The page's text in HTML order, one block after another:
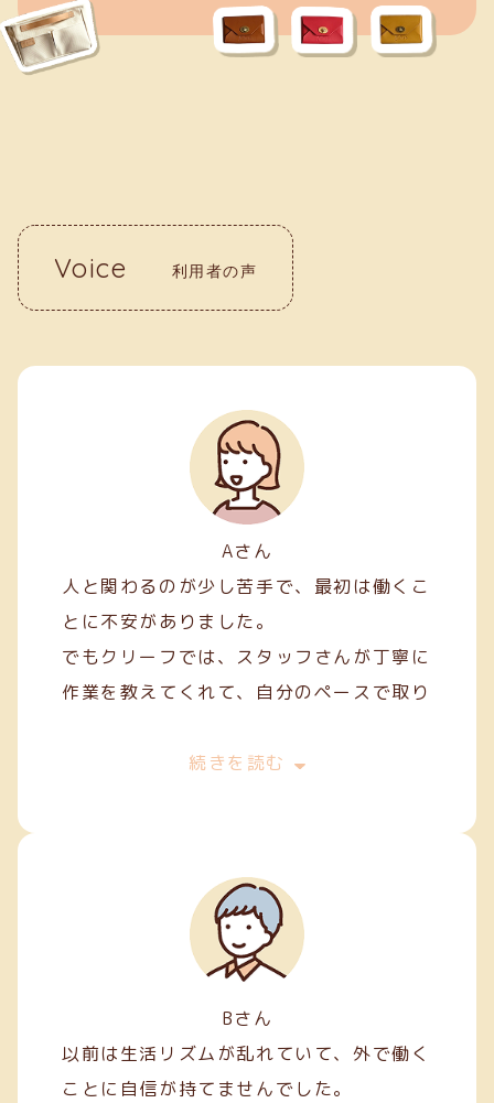
Voice 利用者の声
Aさん
人と関わるのが少し苦手で、最初は働くこ
とに不安がありました。
でもクリーフでは、スタッフさんが丁寧に
作業を教えてくれて、自分のペースで取り
最初は両面テープ貼りや裁縫などの簡単な
続きを読む
Bさん
以前は生活リズムが乱れていて、外で働く
ことに自信が持てませんでした。